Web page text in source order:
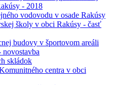
- 2018
vodovodu v osade Rakúsy
školy v obci Rakúsy - časť
budovy v športovom areáli
novostavba
skládok
centra v obci